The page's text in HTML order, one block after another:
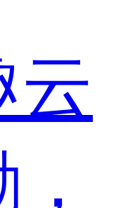
云